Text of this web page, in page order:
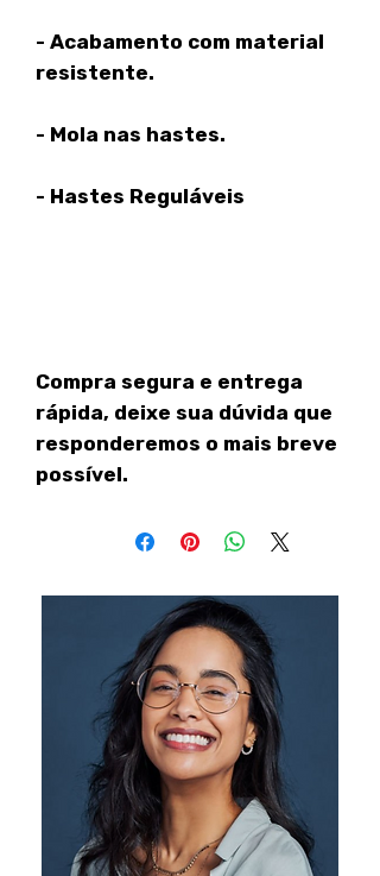
- Acabamento com material
resistente.
- Mola nas hastes.
- Hastes Reguláveis
Compra segura e entrega
rápida, deixe sua dúvida que
responderemos o mais breve
possível.